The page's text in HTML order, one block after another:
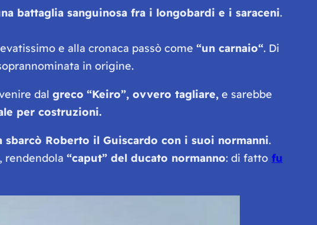
battaglia sanguinosa fra i longobardi e i saraceni.
e alla cronaca passò come “un carnaio“. Di
in origine.
dal greco “Keiro”, ovvero tagliare,e sarebbe
per costruzioni.
sbarcò Roberto il Guiscardo con i suoi normanni.
rendendola “caput” del ducato normanno: di fatto fu